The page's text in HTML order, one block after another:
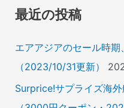
象
最近の投稿
エアアジアのセール時
（2023/10/31更新）
Surprice!サプライズ海